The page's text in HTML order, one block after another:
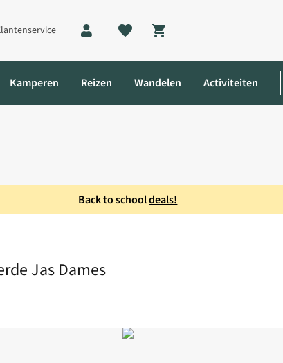
Shopping cart
Kamperen Reizen Wandelen Activiteiten
Back to schooldeals!
Jas Dames